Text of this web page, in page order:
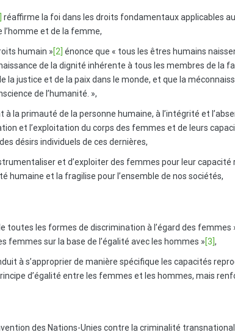
réaffirme la foi dans les droits fondamentaux applicables
l’homme et de la femme,
humain »[2] énonce que « tous les êtres humains
de la dignité inhérente à tous les membres de la
justice et de la paix dans le monde, et que la
de l’humanité. »,
la primauté de la personne humaine, à l’intégrité et
et l’exploitation du corps des femmes et de leurs
désirs individuels de ces dernières,
et d’exploiter des femmes pour leur
humaine et la fragilise pour l’ensemble de nos sociétés,
toutes les formes de discrimination à l’égard des femmes
femmes sur la base de l’égalité avec les hommes »[3] ,
à s’approprier de manière spécifique les capacités
d’égalité entre les femmes et les hommes, mais
des Nations-Unies contre la criminalité